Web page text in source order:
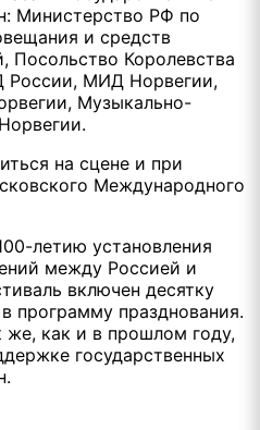
Министерство РФ по
и средств
Посольство Королевства
России, МИД Норвегии,
Музыкально-
на сцене и при
Международного
летию установления
между Россией и
включен десятку
программу празднования.
же, как и в прошлом году,
государственных